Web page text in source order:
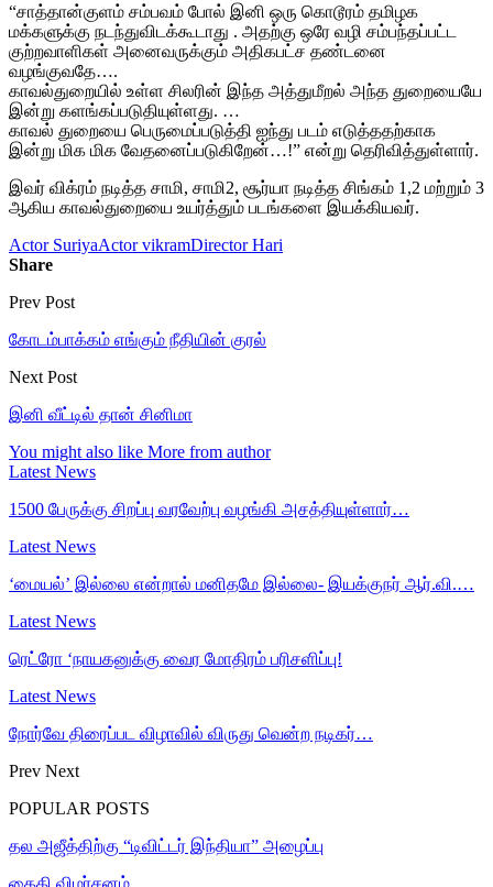
“சாத்தான்குளம் சம்பவம் போல் இனி ஒரு கொடூரம் தமிழக
மக்களுக்கு நடந்துவிடக்கூடாது . அதற்கு ஒரே வழி சம்பந்தப்பட்ட
குற்றவாளிகள் அனைவருக்கும் அதிகபட்ச தண்டனை
வழங்குவதே….
காவல்துறையில் உள்ள சிலரின் இந்த அத்துமீறல் அந்த துறையையே
இன்று களங்கப்படுதியுள்ளது. …
காவல் துறையை பெருமைப்படுத்தி ஐந்து படம் எடுத்ததற்காக
இன்று மிக மிக வேதனைப்படுகிறேன்…!” என்று தெரிவித்துள்ளார்.
இவர் விக்ரம் நடித்த சாமி, சாமி2, சூர்யா நடித்த சிங்கம் 1,2 மற்றும் 3
ஆகிய காவல்துறையை உயர்த்தும் படங்களை இயக்கியவர்.
Actor SuriyaActor vikramDirector Hari
Share
Prev Post
கோடம்பாக்கம் எங்கும் நீதியின் குரல்
Next Post
இனி வீட்டில் தான் சினிமா
You might also like More from author
Latest News
1500 பேருக்கு சிறப்பு வரவேற்பு வழங்கி அசத்தியுள்ளார்…
Latest News
‘மையல்’ இல்லை என்றால் மனிதமே இல்லை- இயக்குநர் ஆர்.வி.…
Latest News
ரெட்ரோ ‘நாயகனுக்கு வைர மோதிரம் பரிசளிப்பு!
Latest News
நோர்வே திரைப்பட விழாவில் விருது வென்ற நடிகர்…
Prev Next
POPULAR POSTS
தல அஜீத்திற்கு “டிவிட்டர் இந்தியா” அழைப்பு
கைதி விமர்சனம்